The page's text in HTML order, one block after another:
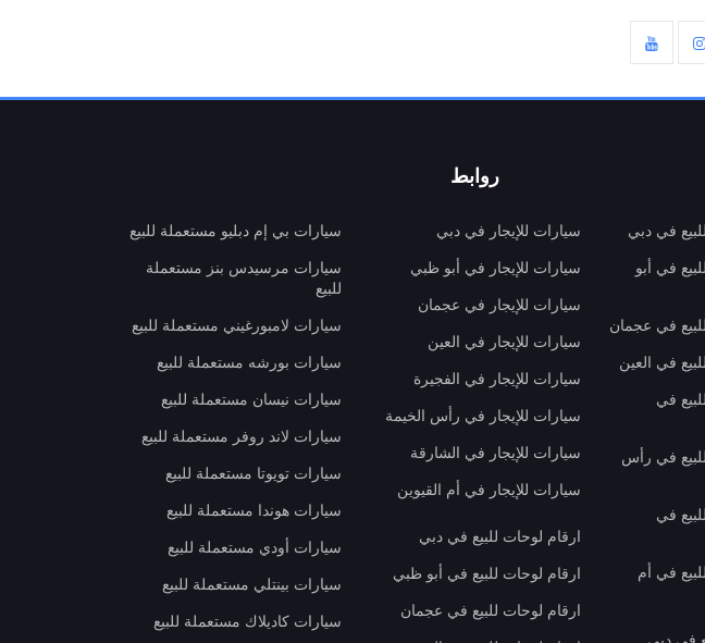
روابط
في دبي
في أبو
في عجمان
في العين
في
في رأس
في
في أم
سيارات للإيجار في دبي
سيارات للإيجار في أبو ظبي
سيارات للإيجار في عجمان
سيارات للإيجار في العين
سيارات للإيجار في الفجيرة
سيارات للإيجار في رأس الخيمة
سيارات للإيجار في الشارقة
سيارات للإيجار في أم القيوين
ارقام لوحات للبيع في دبي
ارقام لوحات للبيع في أبو ظبي
ارقام لوحات للبيع في عجمان
سيارات بي إم دبليو مستعملة للبيع
سيارات مرسيدس بنز مستعملة
للبيع
سيارات لامبورغيني مستعملة للبيع
سيارات بورشه مستعملة للبيع
سيارات نيسان مستعملة للبيع
سيارات لاند روفر مستعملة للبيع
سيارات تويوتا مستعملة للبيع
سيارات هوندا مستعملة للبيع
سيارات أودي مستعملة للبيع
سيارات بينتلي مستعملة للبيع
سيارات كاديلاك مستعملة للبيع